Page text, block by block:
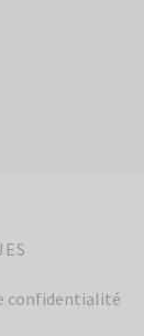
confidentialité